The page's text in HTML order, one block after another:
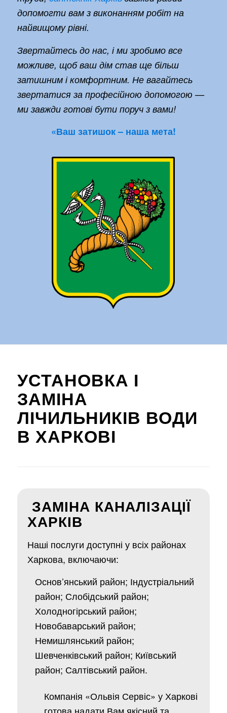
допомогти вам з виконанням робіт на
найвищому рівні.
Звертайтесь до нас, і ми зробимо все
можливе, щоб ваш дім став ще більш
затишним і комфортним. Не вагайтесь
звертатися за професійною допомогою —
ми завжди готові бути поруч з вами!
«Ваш затишок – наша мета!
УСТАНОВКА І
ЗАМІНА
ЛІЧИЛЬНИКІВ ВОДИ
В ХАРКОВІ
ЗАМІНА КАНАЛІЗАЦІЇ
ХАРКІВ
Наші послуги доступні у всіх районах
Харкова, включаючи:
Основ’янський район; Індустріальний
район; Слобідський район;
Холодногірський район;
Новобаварський район;
Немишлянський район;
Шевченківський район; Київський
район; Салтівський район.
Компанія «Ольвія Сервіс» у Харкові